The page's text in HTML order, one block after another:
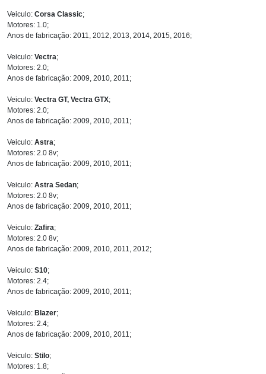
Veiculo: Corsa Classic;
Motores: 1.0;
Anos de fabricação: 2011, 2012, 2013, 2014, 2015, 2016;
Veiculo: Vectra;
Motores: 2.0;
Anos de fabricação: 2009, 2010, 2011;
Veiculo: Vectra GT, Vectra GTX;
Motores: 2.0;
Anos de fabricação: 2009, 2010, 2011;
Veiculo: Astra;
Motores: 2.0 8v;
Anos de fabricação: 2009, 2010, 2011;
Veiculo: Astra Sedan;
Motores: 2.0 8v;
Anos de fabricação: 2009, 2010, 2011;
Veiculo: Zafira;
Motores: 2.0 8v;
Anos de fabricação: 2009, 2010, 2011, 2012;
Veiculo: S10;
Motores: 2.4;
Anos de fabricação: 2009, 2010, 2011;
Veiculo: Blazer;
Motores: 2.4;
Anos de fabricação: 2009, 2010, 2011;
Veiculo: Stilo;
Motores: 1.8;